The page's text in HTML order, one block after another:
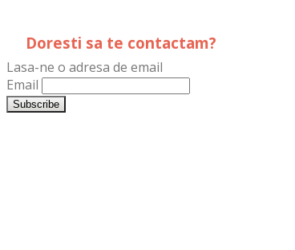
Doresti sa te contactam?
Lasa-ne o adresa de email
Email